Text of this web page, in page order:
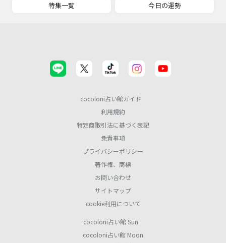
特集一覧
今日の運勢
cocoloni占い館ガイド
利用規約
特定商取引法に基づく表記
免責事項
プライバシーポリシー
著作権、商標
お問い合わせ
サイトマップ
cookie利用について
cocoloni占い館 Sun
cocoloni占い館 Moon